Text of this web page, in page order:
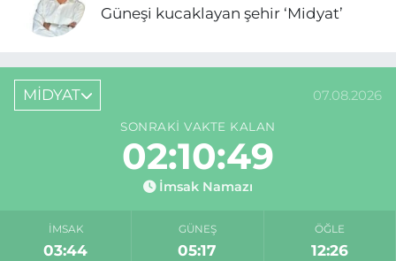
Güneşi kucaklayan şehir ‘Midyat’
MİDYAT 07.08.2026
SONRAKI VAKTE KALAN
02:10:49
İmsak Namazı
İMSAK
03:44
GÜNEŞ
05:17
ÖĞLE
12:26